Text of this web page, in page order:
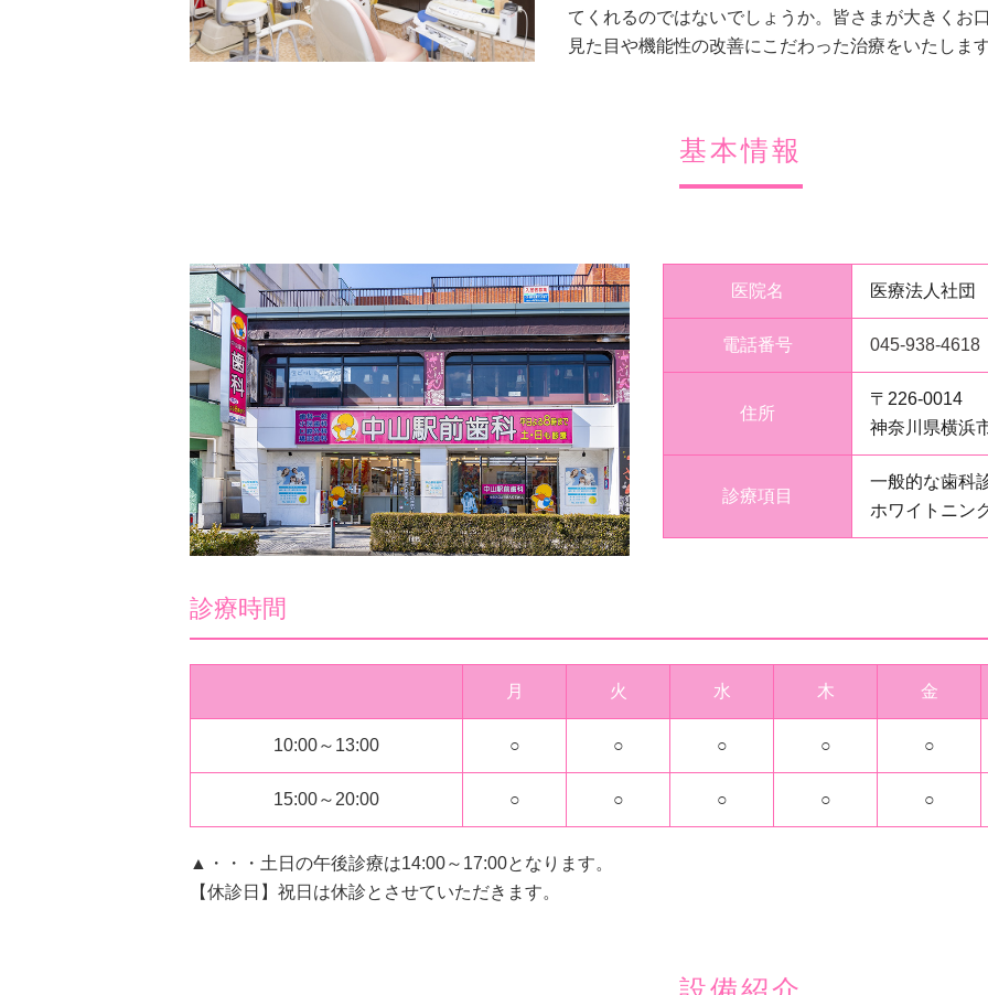
てくれるのではないでしょうか。皆さまが大きくお
見た目や機能性の改善にこだわった治療をいたします
基本情報
医院名 医療法人社
電話番号 045-938-4618
住所
〒226-0014
神奈川県横浜
診療項目
一般的な歯科
ホワイトニン
診療時間
月 火 水 木 金
10:00～13:00 ○ ○ ○ ○ ○
15:00～20:00 ○ ○ ○ ○ ○
▲・・・土日の午後診療は14:00～17:00となります。
【休診日】祝日は休診とさせていただきます。